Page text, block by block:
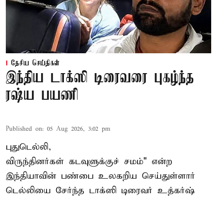
தேசிய செய்திகள்
இந்திய டாக்ஸி டிரைவரை புகழ்ந்த
ரஷ்ய பயணி
Published on: 05 Aug 2026, 3:02 pm
புதுடெல்லி,
விருந்தினர்கள் கடவுளுக்குச் சமம்" என்ற
இந்தியாவின் பண்பை உலகறிய செய்துள்ளார்
டெல்லியை சேர்ந்த டாக்ஸி டிரைவர் உத்கர்ஷ்